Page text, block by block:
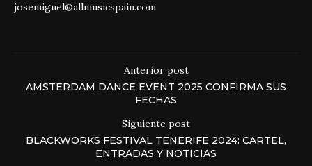
josemiguel@allmusicspain.com
Anterior post
AMSTERDAM DANCE EVENT 2025 CONFIRMA SUS
FECHAS
Siguiente post
BLACKWORKS FESTIVAL TENERIFE 2024: CARTEL,
ENTRADAS Y NOTICIAS